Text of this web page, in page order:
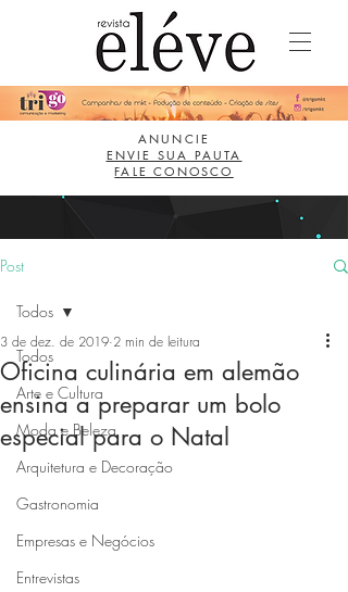
ANUNCIE
ENVIE SUA PAUTA
FALE CONOSCO
Post
Todos
Arte e Cultura
Moda e Beleza
Arquitetura e Decoração
Gastronomia
Empresas e Negócios
Entrevistas
Todos
Oficina culinária em alemão
ensina a preparar um bolo
especial para o Natal
3 de dez. de 2019 2 min de leitura